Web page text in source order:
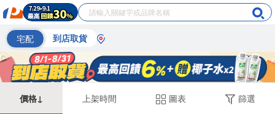
宅配 到店取貨
價格↓ 上架時間 圖表 篩選